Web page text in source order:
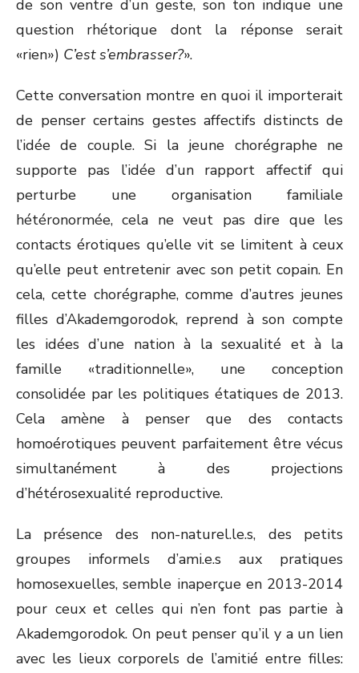
de son ventre d’un geste, son ton indique une
question rhétorique dont la réponse serait
«rien») C’est s’embrasser?».
Cette conversation montre en quoi il importerait
de penser certains gestes affectifs distincts de
l’idée de couple. Si la jeune chorégraphe ne
supporte pas l’idée d’un rapport affectif qui
perturbe une organisation familiale
hétéronormée, cela ne veut pas dire que les
contacts érotiques qu’elle vit se limitent à ceux
qu’elle peut entretenir avec son petit copain. En
cela, cette chorégraphe, comme d’autres jeunes
filles d’Akademgorodok, reprend à son compte
les idées d’une nation à la sexualité et à la
famille «traditionnelle», une conception
consolidée par les politiques étatiques de 2013.
Cela amène à penser que des contacts
homoérotiques peuvent parfaitement être vécus
simultanément à des projections
d’hétérosexualité reproductive.
La présence des non-naturel.le.s, des petits
groupes informels d’ami.e.s aux pratiques
homosexuelles, semble inaperçue en 2013-2014
pour ceux et celles qui n’en font pas partie à
Akademgorodok. On peut penser qu’il y a un lien
avec les lieux corporels de l’amitié entre filles: